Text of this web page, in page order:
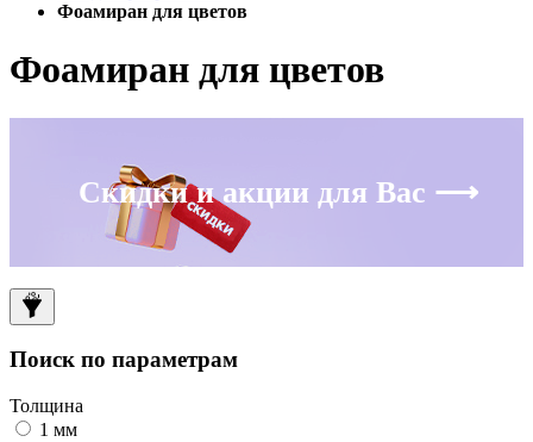
Фоамиран для цветов
Фоамиран для цветов
Скидки и акции для Вас ⟶
Поиск по параметрам
Толщина
1 мм